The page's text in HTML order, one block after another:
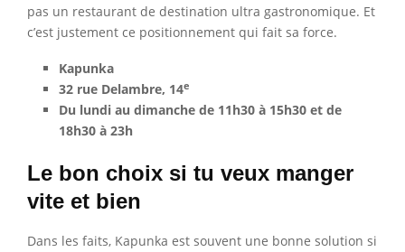
pas un restaurant de destination ultra gastronomique. Et
c’est justement ce positionnement qui fait sa force.
Kapunka
32 rue Delambre, 14e
Du lundi au dimanche de 11h30 à 15h30 et de
18h30 à 23h
Le bon choix si tu veux manger
vite et bien
Dans les faits, Kapunka est souvent une bonne solution si